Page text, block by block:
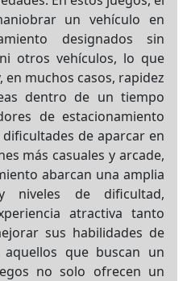
un vehículo en
designados sin
otros vehículos, lo que
muchos casos, rapidez
dentro de un tiempo
de estacionamiento
de aparcar en
más casuales y arcade,
abarcan una amplia
niveles de dificultad,
atractiva tanto
sus habilidades de
que buscan un
no solo ofrecen un